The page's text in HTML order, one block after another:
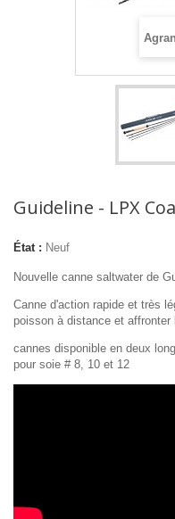
Guideline - LPX
État : Neuf
Nouvelle canne saltwater de
Canne d'action rapide et très
poisson à distance et
cannes disponible en deux
pour soie # 8, 10 et 12